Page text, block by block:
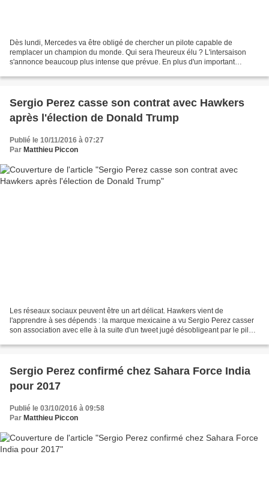
Dès lundi, Mercedes va être obligé de chercher un pilote capable de
remplacer un champion du monde. Qui sera l'heureux élu ? L'intersaison
s'annonce beaucoup plus intense que prévue. En plus d'un important
Sergio Perez casse son contrat avec Hawkers
après l'élection de Donald Trump
Publié le 10/11/2016 à 07:27
Par Matthieu Piccon
Les réseaux sociaux peuvent être un art délicat. Hawkers vient de
l'apprendre à ses dépends : la marque mexicaine a vu Sergio Perez casser
son association avec elle à la suite d'un tweet jugé désobligeant par le pilote
Sergio Perez confirmé chez Sahara Force India
pour 2017
Publié le 03/10/2016 à 09:58
Par Matthieu Piccon